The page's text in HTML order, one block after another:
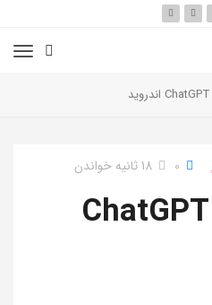
0 18 ثانیه خواندن
بررسی برنامه ChatGPT